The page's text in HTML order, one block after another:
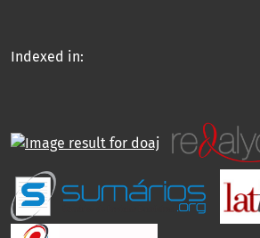
Indexed in: